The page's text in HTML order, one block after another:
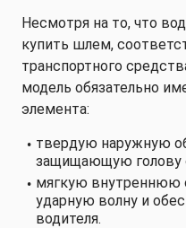
Несмотря на то, что
купить шлем,
транспортного
модель обязательно
элемента:
твердую наружную
защищающую голову
мягкую внутреннюю
ударную волну и
водителя.